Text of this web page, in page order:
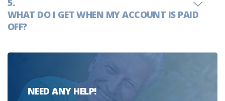
WHAT DO I GET WHEN MY ACCOUNT IS PAID
OFF?
NEED ANY HELP!